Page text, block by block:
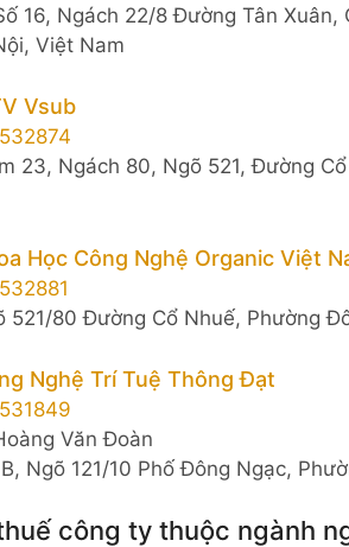
16, Ngách 22/8 Đường Tân
Việt Nam
Vsub
23, Ngách 80, Ngõ 521, Đường
Học Công Nghệ Organic Việt
521/80 Đường Cổ Nhuế, Phường
Nghệ Trí Tuệ Thông Đạt
Văn Đoàn
Ngõ 121/10 Phố Đông Ngạc,
công ty thuộc ngành